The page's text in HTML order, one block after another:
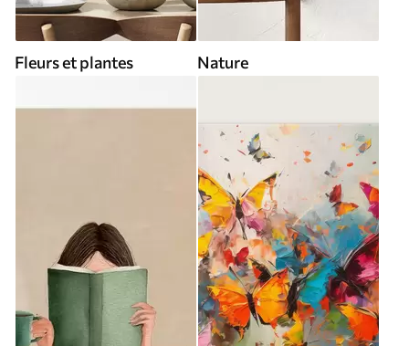
Fleurs et plantes Nature